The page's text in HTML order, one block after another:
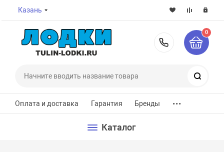
Казань
8-800-
0
Оплата и доставка Гарантия Бренды ...
Каталог